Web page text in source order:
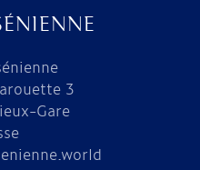
3
Gare